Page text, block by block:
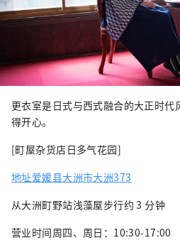
更衣室是日式与西式融合的大正时
得开心。
[町屋杂货店日多气花园]
地址爱媛县大洲市大洲373
从大洲町野站浅藻屋步行约 3 分钟
营业时间周四、周日：10:30-17:00